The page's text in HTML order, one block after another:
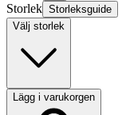
Storlek Storleksguide
Välj storlek
Lägg i varukorgen